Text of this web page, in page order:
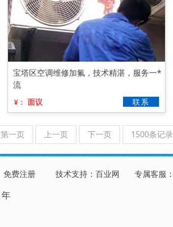
宝塔区空调维修加氟，技术精湛，服务一*
流
¥： 面议 联系
第一页 上一页 下一页 1500条记录
免费注册 技术支持：百业网 专属客服 ：
年